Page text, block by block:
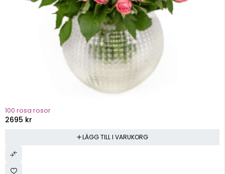
100 rosa rosor
2695 kr
LÄGG TILL I VARUKORG